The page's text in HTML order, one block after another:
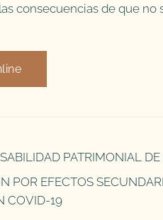
consecuencias de que
PATRIMONIAL DE
POR EFECTOS
COVID-19